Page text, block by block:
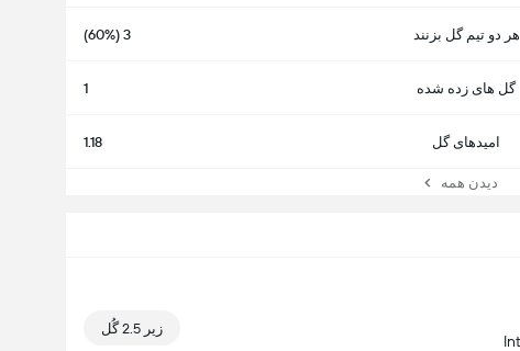
هر دو تیم گل بزنند 3 (60%)
گل های زده شده 1
امیدهای گل 1.18
دیدن همه
زیر 2.5 گُل